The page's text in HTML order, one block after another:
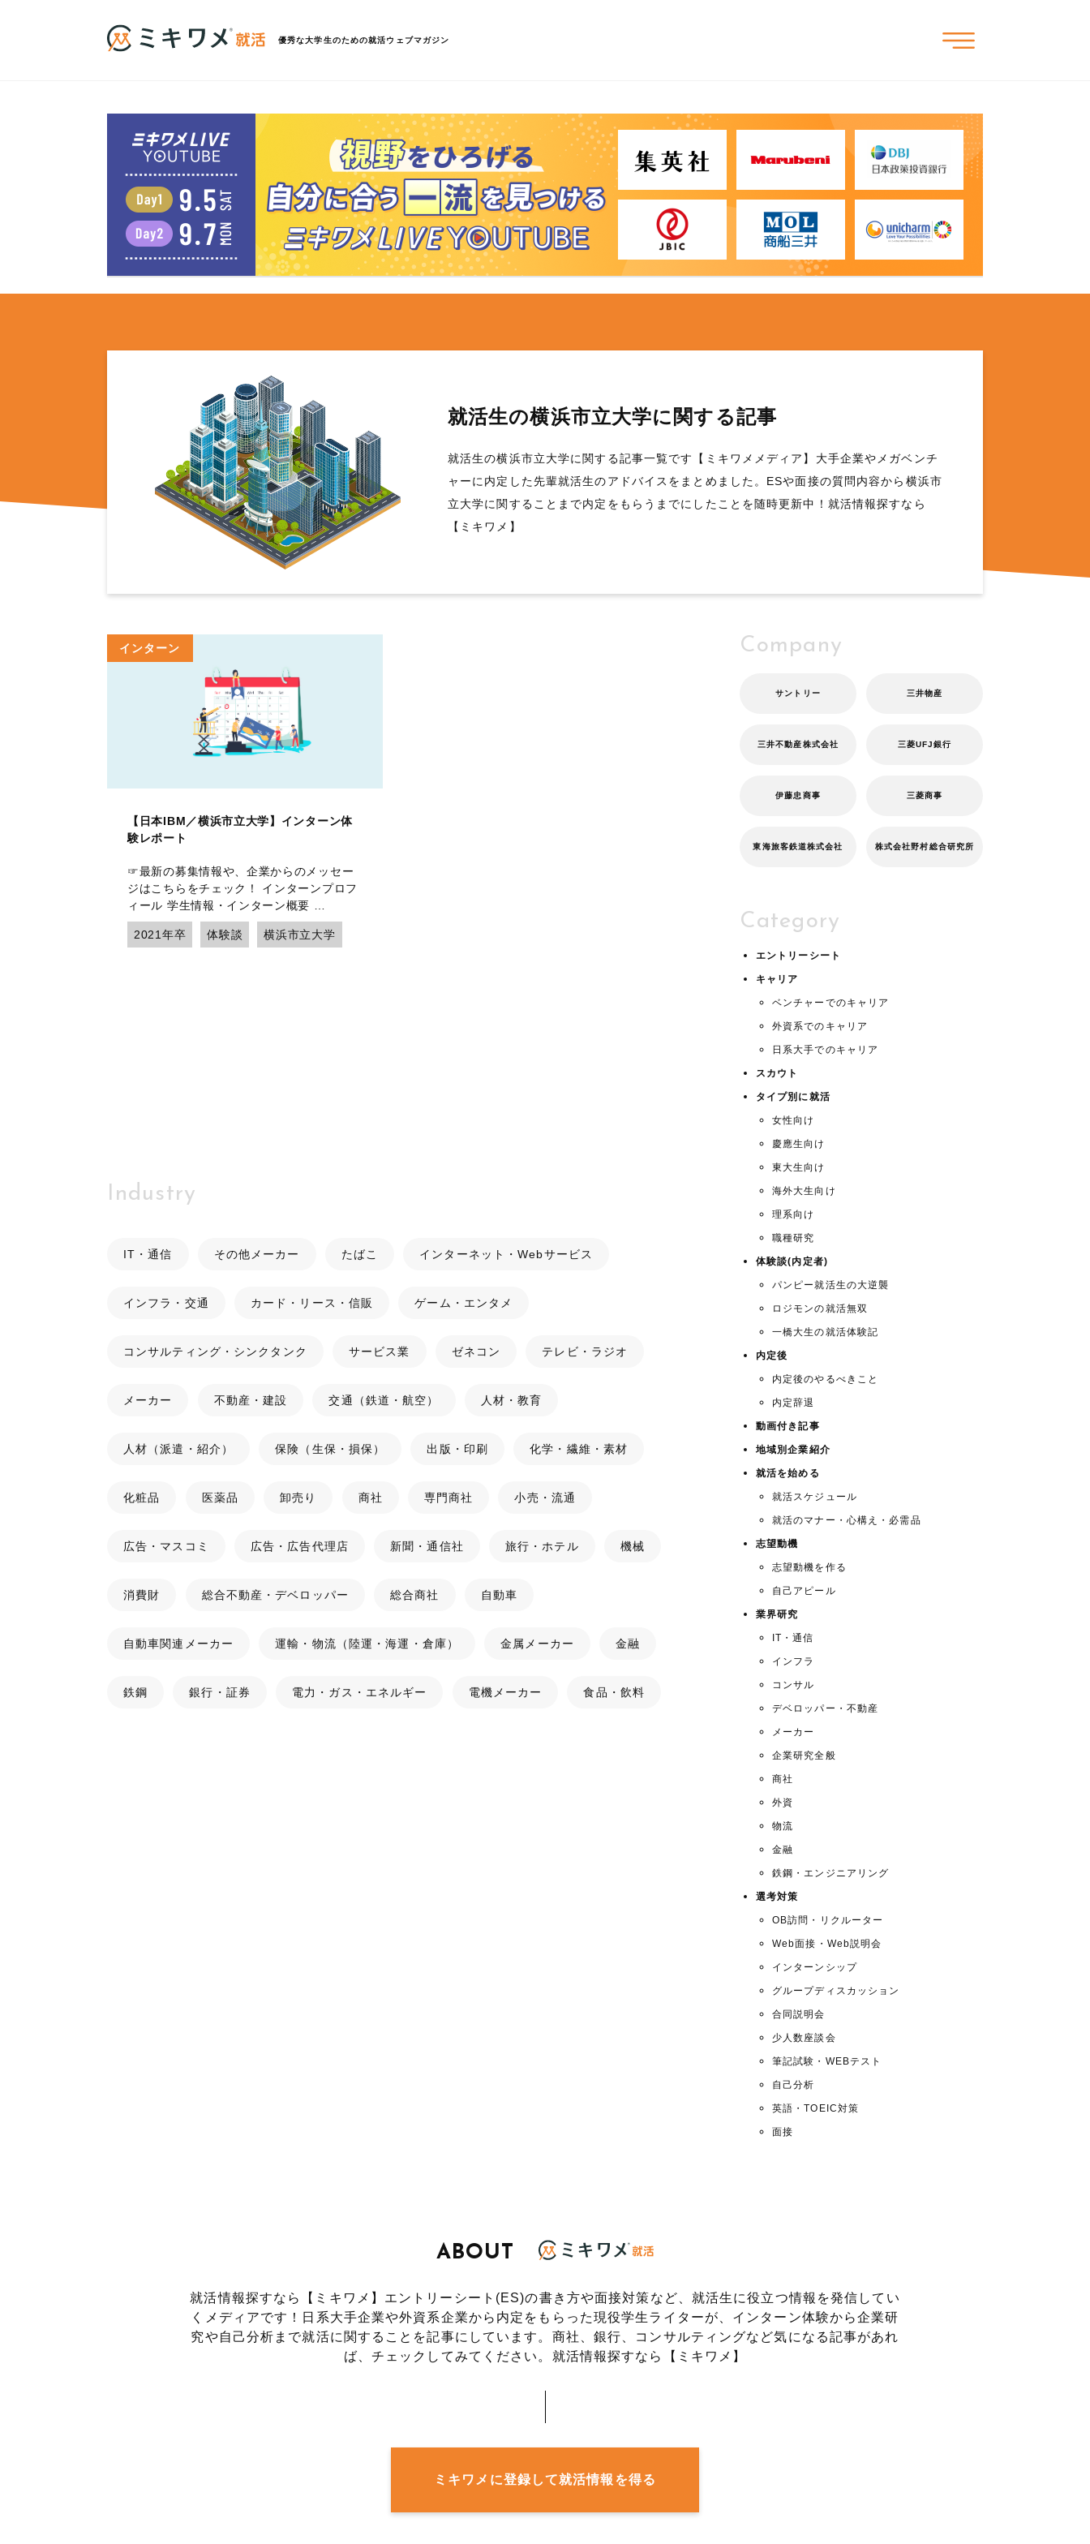
優秀な大学生のための就活ウェブマガジン
就活生の横浜市立大学に関する記事
就活生の横浜市立大学に関する記事一覧です【ミキワメメディア】大手企業やメガベンチ
ャーに内定した先輩就活生のアドバイスをまとめました。ESや面接の質問内容から横浜市
立大学に関することまで内定をもらうまでにしたことを随時更新中！就活情報探すなら
【ミキワメ】
インターン
【日本IBM／横浜市立大学】インターン体
験レポート
☞最新の募集情報や、企業からのメッセー
ジはこちらをチェック！ インターンプロフ
ィール 学生情報・インターン概要 …
2021年卒 体験談 横浜市立大学
Industry
IT・通信 その他メーカー たばこ インターネット・Webサービス
インフラ・交通 カード・リース・信販 ゲーム・エンタメ
コンサルティング・シンクタンク サービス業 ゼネコン テレビ・ラジオ
メーカー 不動産・建設 交通（鉄道・航空） 人材・教育
人材（派遣・紹介） 保険（生保・損保） 出版・印刷 化学・繊維・素材
化粧品 医薬品 卸売り 商社 専門商社 小売・流通
広告・マスコミ 広告・広告代理店 新聞・通信社 旅行・ホテル 機械
消費財 総合不動産・デベロッパー 総合商社 自動車
自動車関連メーカー 運輸・物流（陸運・海運・倉庫） 金属メーカー 金融
鉄鋼 銀行・証券 電力・ガス・エネルギー 電機メーカー 食品・飲料
Company
サントリー 三井物産
三井不動産株式会社 三菱UFJ銀行
伊藤忠商事 三菱商事
東海旅客鉄道株式会社 株式会社野村総合研究所
Category
エントリーシート
キャリア
ベンチャーでのキャリア
外資系でのキャリア
日系大手でのキャリア
スカウト
タイプ別に就活
女性向け
慶應生向け
東大生向け
海外大生向け
理系向け
職種研究
体験談(内定者)
パンピー就活生の大逆襲
ロジモンの就活無双
一橋大生の就活体験記
内定後
内定後のやるべきこと
内定辞退
動画付き記事
地域別企業紹介
就活を始める
就活スケジュール
就活のマナー・心構え・必需品
志望動機
志望動機を作る
自己アピール
業界研究
IT・通信
インフラ
コンサル
デベロッパー・不動産
メーカー
企業研究全般
商社
外資
物流
金融
鉄鋼・エンジニアリング
選考対策
OB訪問・リクルーター
Web面接・Web説明会
インターンシップ
グループディスカッション
合同説明会
少人数座談会
筆記試験・WEBテスト
自己分析
英語・TOEIC対策
面接
ABOUT
就活情報探すなら【ミキワメ】エントリーシート(ES)の書き方や面接対策など、就活生に役立つ情報を発信してい
くメディアです！
日系大手企業や外資系企業から内定をもらった現役学生ライターが、インターン体験から企業研
究や自己分析まで就活に関することを記事にしています。 商社、銀行、コンサルティングなど気になる記事があれ
ば、チェックしてみてください。 就活情報探すなら【ミキワメ】
ミキワメに登録して就活情報を得る